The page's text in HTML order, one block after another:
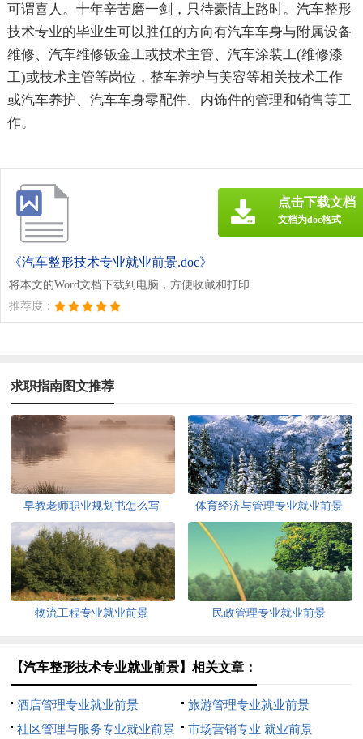
可谓喜人。十年辛苦磨一剑，只待豪情上路时。汽车整形
技术专业的毕业生可以胜任的方向有汽车车身与附属设备
维修、汽车维修钣金工或技术主管、汽车涂装工(维修漆
工)或技术主管等岗位，整车养护与美容等相关技术工作
或汽车养护、汽车车身零配件、内饰件的管理和销售等工
作。
《汽车整形技术专业就业前景.doc》
将本文的Word文档下载到电脑，方便收藏和打印
推荐度：
点击下载文档
文档为doc格式
求职指南图文推荐
早教老师职业规划书怎么写 体育经济与管理专业就业前景
物流工程专业就业前景 民政管理专业就业前景
【汽车整形技术专业就业前景】相关文章：
酒店管理专业就业前景
旅游管理专业就业前景
社区管理与服务专业就业前景
市场营销专业 就业前景